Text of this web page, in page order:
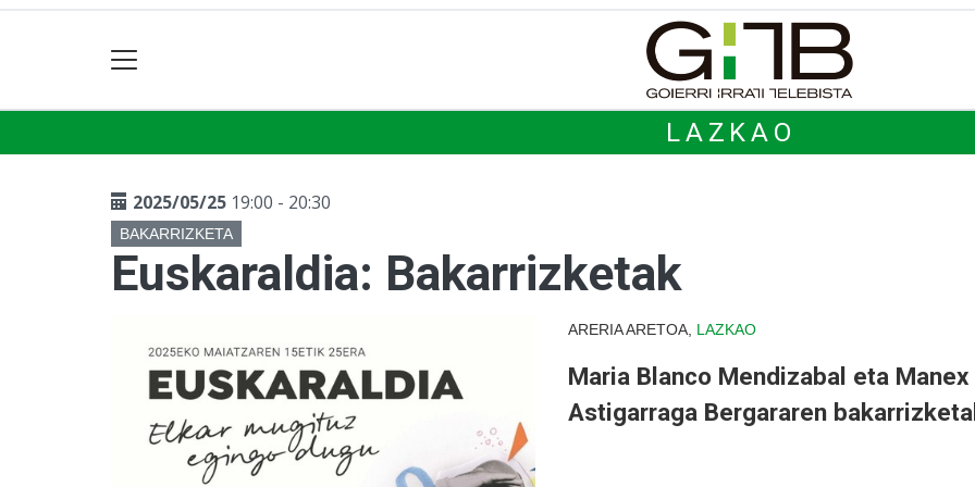
LAZKAO
2025/05/25 19:00 - 20:30
BAKARRIZKETA
Euskaraldia: Bakarrizketak
ARERIA ARETOA, LAZKAO
Maria Blanco Mendizabal eta Manex
Astigarraga Bergararen